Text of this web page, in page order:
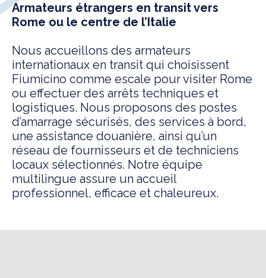
Armateurs étrangers en transit vers
Rome ou le centre de l’Italie
Nous accueillons des armateurs
internationaux en transit qui choisissent
Fiumicino comme escale pour visiter Rome
ou effectuer des arrêts techniques et
logistiques. Nous proposons des postes
d’amarrage sécurisés, des services à bord,
une assistance douanière, ainsi qu’un
réseau de fournisseurs et de techniciens
locaux sélectionnés. Notre équipe
multilingue assure un accueil
professionnel, efficace et chaleureux.